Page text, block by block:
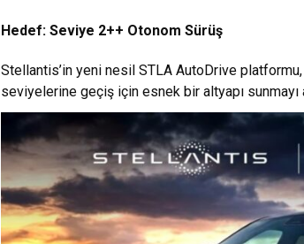
Hedef: Seviye 2++ Otonom Sürüş
Stellantis’in yeni nesil STLA AutoDrive
seviyelerine geçiş için esnek bir altyapı sunmayı